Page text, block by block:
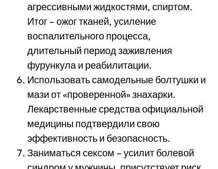
агрессивными жидкостями, спиртом.
Итог – ожог тканей, усиление
воспалительного процесса,
длительный период заживления
фурункула и реабилитации.
Использовать самодельные болтушки и
мази от «проверенной» знахарки.
Лекарственные средства официальной
медицины подтвердили свою
эффективность и безопасность.
Заниматься сексом – усилит болевой